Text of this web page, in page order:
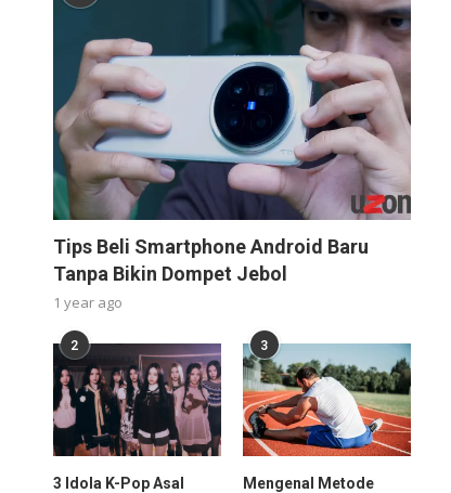
Tips Beli Smartphone Android Baru
Tanpa Bikin Dompet Jebol
1 year ago
2
3 Idola K-Pop Asal
3
Mengenal Metode